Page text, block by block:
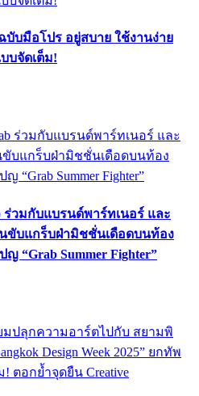
บมือโปร อยู่สบาย ใช้งานง่าย
บจัดเต็ม!
วมกับแบรนด์พาร์ทเนอร์ และ
ขับแกร็บฝ่ามิชชั่นเดือดบนท้อง
“Grab Summer Fighter”